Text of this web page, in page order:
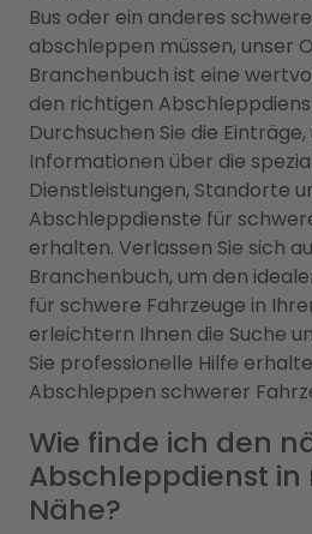
Bus oder ein anderes
abschleppen müssen, unser
Branchenbuch ist eine
den richtigen
Durchsuchen Sie die
Informationen über die
Dienstleistungen, Standorte
Abschleppdienste für
erhalten. Verlassen Sie sich
Branchenbuch, um den
für schwere Fahrzeuge in
erleichtern Ihnen die Suche
Sie professionelle Hilfe
Abschleppen schwerer
Wie finde ich den
Abschleppdienst in
Nähe?